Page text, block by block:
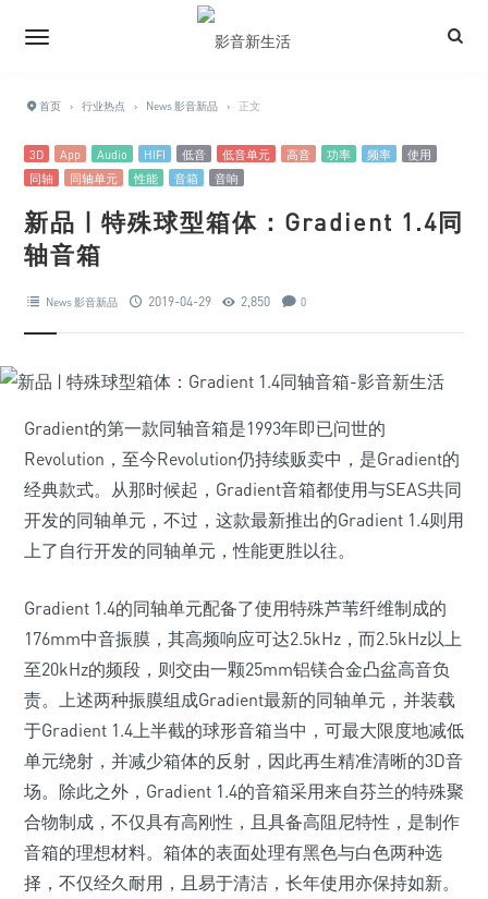
首页 › 行业热点 › News 影音新品 › 正文
3D App Audio HIFI 低音 低音单元 高音 功率 频率
使用
同轴
同轴单元 性能 音箱 音响
新品 | 特殊球型箱体：Gradient 1.4同
轴音箱
News 影音新品 2019-04-29 2,850 0
Gradient的第一款同轴音箱是1993年即已问世的
Revolution，至今Revolution仍持续贩卖中，是Gradient的
经典款式。从那时候起，Gradient音箱都使用与SEAS共同
开发的同轴单元，不过，这款最新推出的Gradient 1.4则用
上了自行开发的同轴单元，性能更胜以往。
Gradient 1.4的同轴单元配备了使用特殊芦苇纤维制成的
176mm中音振膜，其高频响应可达2.5kHz，而2.5kHz以上
至20kHz的频段，则交由一颗25mm铝镁合金凸盆高音负
责。上述两种振膜组成Gradient最新的同轴单元，并装载
于Gradient 1.4上半截的球形音箱当中，可最大限度地减低
单元绕射，并减少箱体的反射，因此再生精准清晰的3D音
场。除此之外，Gradient 1.4的音箱采用来自芬兰的特殊聚
合物制成，不仅具有高刚性，且具备高阻尼特性，是制作
音箱的理想材料。箱体的表面处理有黑色与白色两种选
择，不仅经久耐用，且易于清洁，长年使用亦保持如新。